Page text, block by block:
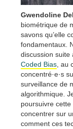
Gwendoline
biométrique de
savons qu’elle
fondamentaux.
discussion suite
Coded Bias, au
concentré·e·s
surveillance de
algorithmique.
poursuivre cette
concentrer sur
comment ces